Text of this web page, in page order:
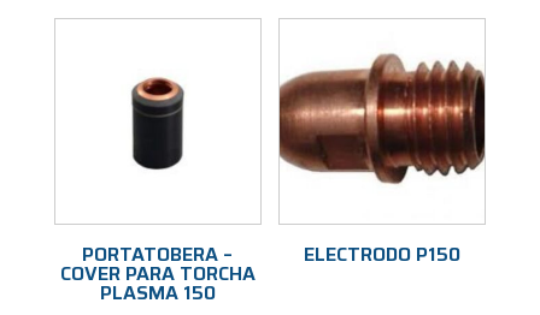
PORTATOBERA –
COVER PARA TORCHA
PLASMA 150
ELECTRODO P150